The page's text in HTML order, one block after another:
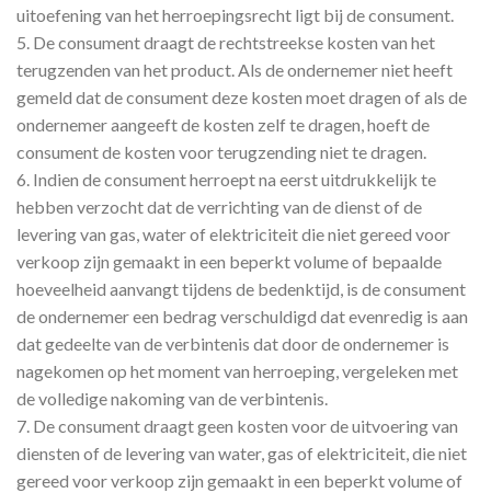
uitoefening van het herroepingsrecht ligt bij de consument.
5. De consument draagt de rechtstreekse kosten van het
terugzenden van het product. Als de ondernemer niet heeft
gemeld dat de consument deze kosten moet dragen of als de
ondernemer aangeeft de kosten zelf te dragen, hoeft de
consument de kosten voor terugzending niet te dragen.
6. Indien de consument herroept na eerst uitdrukkelijk te
hebben verzocht dat de verrichting van de dienst of de
levering van gas, water of elektriciteit die niet gereed voor
verkoop zijn gemaakt in een beperkt volume of bepaalde
hoeveelheid aanvangt tijdens de bedenktijd, is de consument
de ondernemer een bedrag verschuldigd dat evenredig is aan
dat gedeelte van de verbintenis dat door de ondernemer is
nagekomen op het moment van herroeping, vergeleken met
de volledige nakoming van de verbintenis.
7. De consument draagt geen kosten voor de uitvoering van
diensten of de levering van water, gas of elektriciteit, die niet
gereed voor verkoop zijn gemaakt in een beperkt volume of